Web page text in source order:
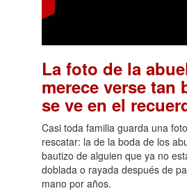
La foto de la
merece verse tan
se ve en el
Casi toda familia guarda una
rescatar: la de la boda de los
bautizo de alguien que ya no
doblada o rayada después de
mano por años.